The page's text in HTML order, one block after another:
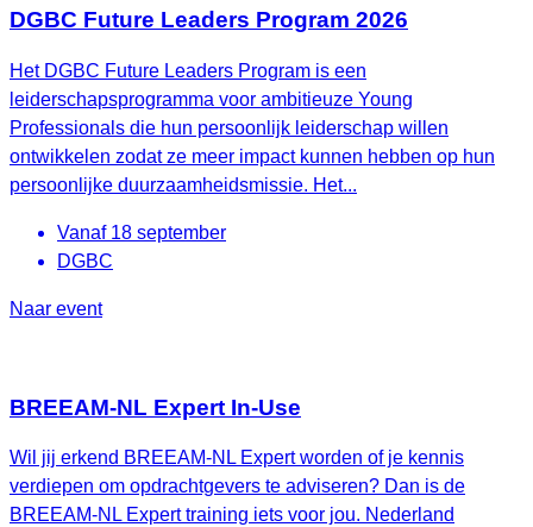
DGBC Future Leaders Program 2026
Het DGBC Future Leaders Program is een
leiderschapsprogramma voor ambitieuze Young
Professionals die hun persoonlijk leiderschap willen
ontwikkelen zodat ze meer impact kunnen hebben op hun
persoonlijke duurzaamheidsmissie. Het...
Vanaf 18 september
DGBC
Naar event
BREEAM-NL Expert In-Use
Wil jij erkend BREEAM-NL Expert worden of je kennis
verdiepen om opdrachtgevers te adviseren? Dan is de
BREEAM-NL Expert training iets voor jou. Nederland